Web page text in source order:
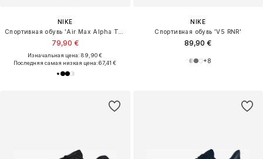
NIKE
79,90 €
Изначальная цена: 89,90 €
Последняя самая низкая цена:67,41 €
NIKE
Спортивная обувь 'V5 RNR'
89,90 €
+8